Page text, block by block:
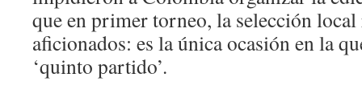
que en primer torneo, la selección local
aficionados: es la única ocasión en la
‘quinto partido’.